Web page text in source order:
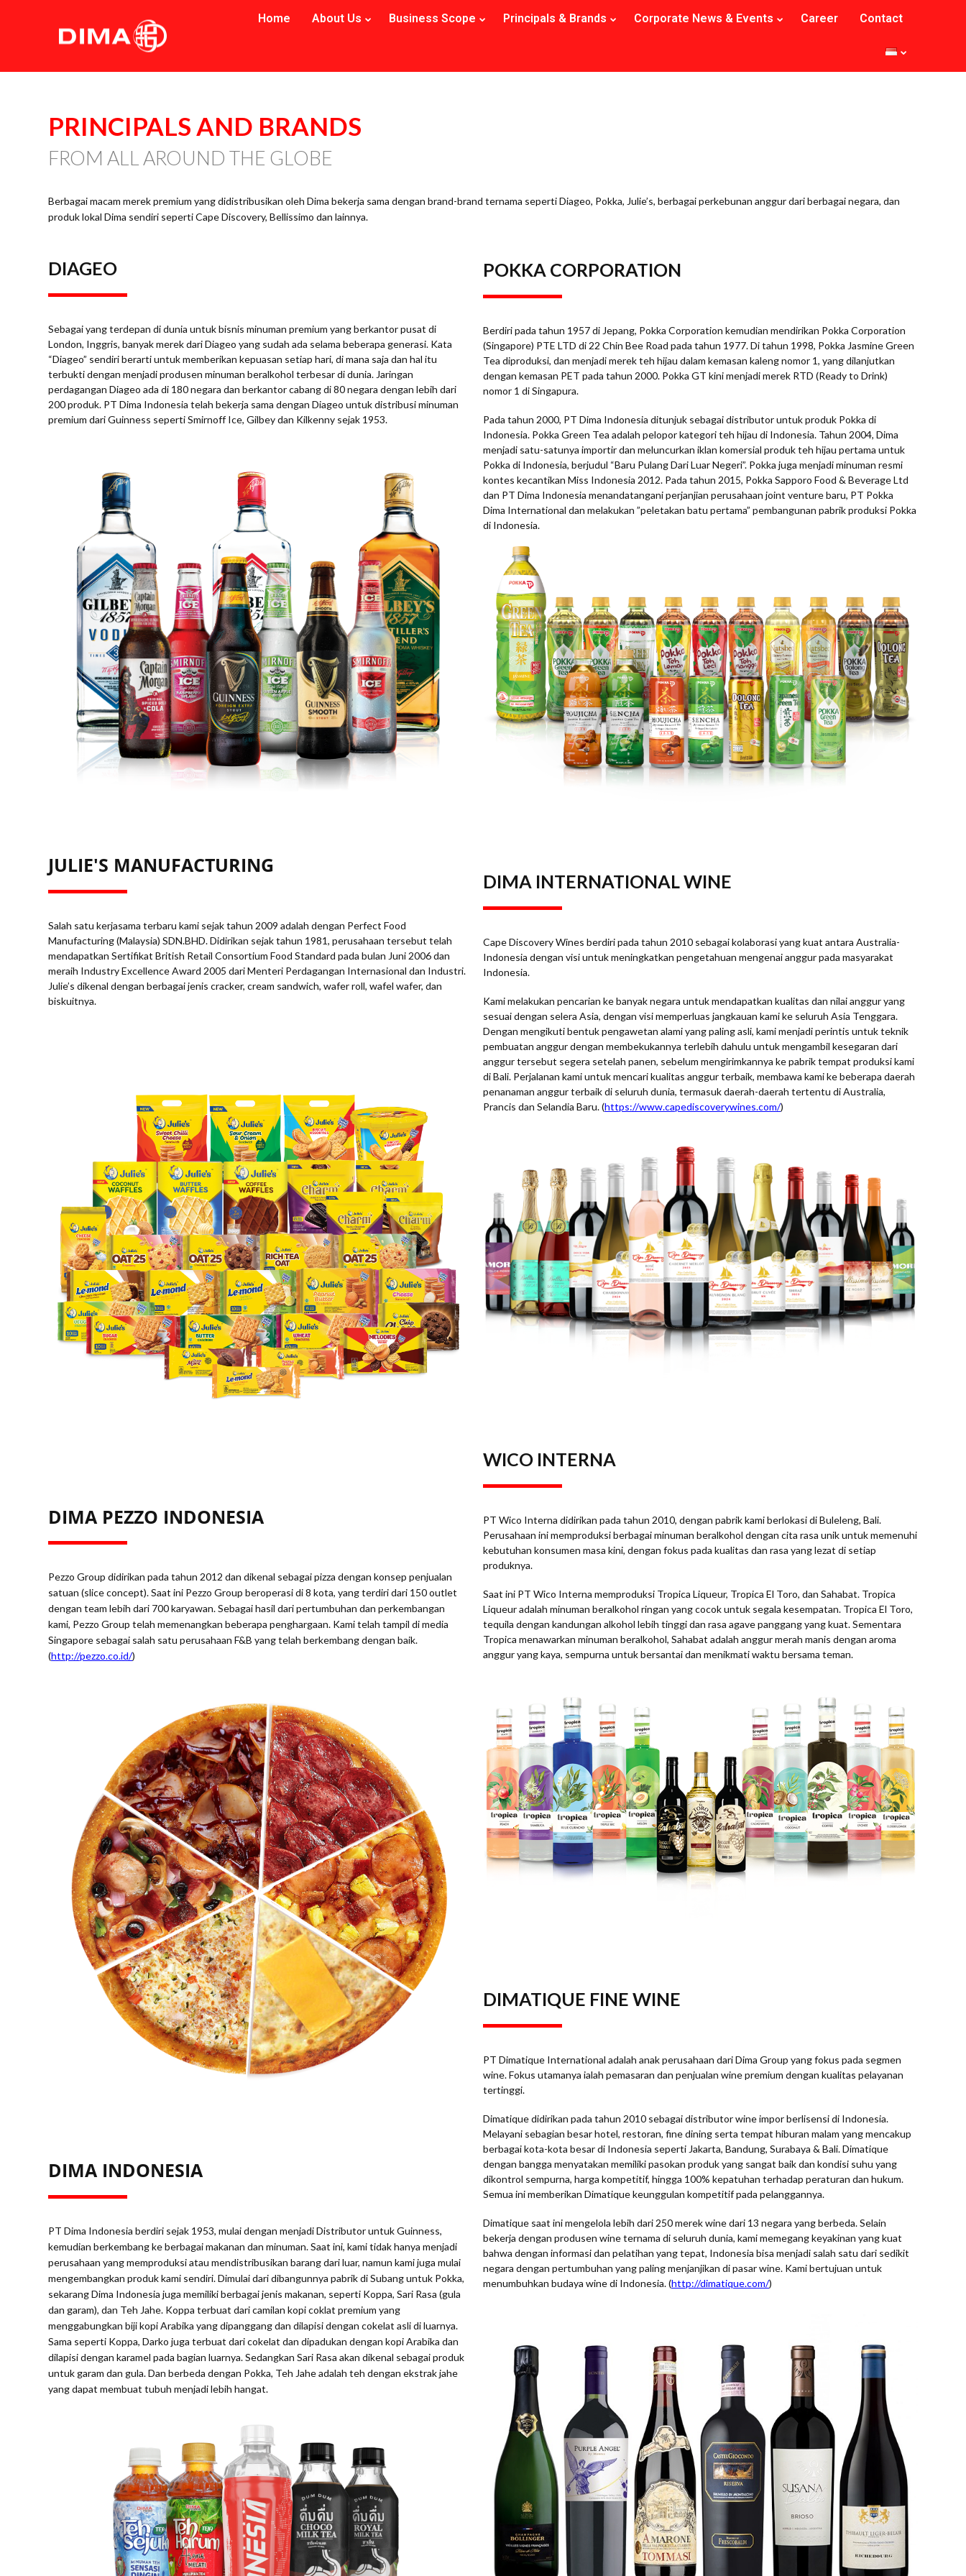
Home About Us Business Scope Principals & Brands Corporate News & Events Career Contact
PRINCIPALS AND BRANDS
FROM ALL AROUND THE GLOBE
Berbagai macam merek premium yang didistribusikan oleh Dima bekerja sama dengan brand-brand ternama seperti Diageo, Pokka, Julie’s, berbagai perkebunan anggur dari berbagai negara, dan
produk lokal Dima sendiri seperti Cape Discovery, Bellissimo dan lainnya.
DIAGEO
Sebagai yang terdepan di dunia untuk bisnis minuman premium yang berkantor pusat di
London, Inggris, banyak merek dari Diageo yang sudah ada selama beberapa generasi. Kata
“Diageo” sendiri berarti untuk memberikan kepuasan setiap hari, di mana saja dan hal itu
terbukti dengan menjadi produsen minuman beralkohol terbesar di dunia. Jaringan
perdagangan Diageo ada di 180 negara dan berkantor cabang di 80 negara dengan lebih dari
200 produk. PT Dima Indonesia telah bekerja sama dengan Diageo untuk distribusi minuman
premium dari Guinness seperti Smirnoff Ice, Gilbey dan Kilkenny sejak 1953.
JULIE'S MANUFACTURING
Salah satu kerjasama terbaru kami sejak tahun 2009 adalah dengan Perfect Food
Manufacturing (Malaysia) SDN.BHD. Didirikan sejak tahun 1981, perusahaan tersebut telah
mendapatkan Sertifikat British Retail Consortium Food Standard pada bulan Juni 2006 dan
meraih Industry Excellence Award 2005 dari Menteri Perdagangan Internasional dan Industri.
Julie’s dikenal dengan berbagai jenis cracker, cream sandwich, wafer roll, wafel wafer, dan
biskuitnya.
DIMA PEZZO INDONESIA
Pezzo Group didirikan pada tahun 2012 dan dikenal sebagai pizza dengan konsep penjualan
satuan (slice concept). Saat ini Pezzo Group beroperasi di 8 kota, yang terdiri dari 150 outlet
dengan team lebih dari 700 karyawan. Sebagai hasil dari pertumbuhan dan perkembangan
kami, Pezzo Group telah memenangkan beberapa penghargaan. Kami telah tampil di media
Singapore sebagai salah satu perusahaan F&B yang telah berkembang dengan baik.
(http://pezzo.co.id/)
DIMA INDONESIA
PT Dima Indonesia berdiri sejak 1953, mulai dengan menjadi Distributor untuk Guinness,
kemudian berkembang ke berbagai makanan dan minuman. Saat ini, kami tidak hanya menjadi
perusahaan yang memproduksi atau mendistribusikan barang dari luar, namun kami juga mulai
mengembangkan produk kami sendiri. Dimulai dari dibangunnya pabrik di Subang untuk Pokka,
sekarang Dima Indonesia juga memiliki berbagai jenis makanan, seperti Koppa, Sari Rasa (gula
dan garam), dan Teh Jahe. Koppa terbuat dari camilan kopi coklat premium yang
menggabungkan biji kopi Arabika yang dipanggang dan dilapisi dengan cokelat asli di luarnya.
Sama seperti Koppa, Darko juga terbuat dari cokelat dan dipadukan dengan kopi Arabika dan
dilapisi dengan karamel pada bagian luarnya. Sedangkan Sari Rasa akan dikenal sebagai produk
untuk garam dan gula. Dan berbeda dengan Pokka, Teh Jahe adalah teh dengan ekstrak jahe
yang dapat membuat tubuh menjadi lebih hangat.
POKKA CORPORATION
Berdiri pada tahun 1957 di Jepang, Pokka Corporation kemudian mendirikan Pokka Corporation
(Singapore) PTE LTD di 22 Chin Bee Road pada tahun 1977. Di tahun 1998, Pokka Jasmine Green
Tea diproduksi, dan menjadi merek teh hijau dalam kemasan kaleng nomor 1, yang dilanjutkan
dengan kemasan PET pada tahun 2000. Pokka GT kini menjadi merek RTD (Ready to Drink)
nomor 1 di Singapura.
Pada tahun 2000, PT Dima Indonesia ditunjuk sebagai distributor untuk produk Pokka di
Indonesia. Pokka Green Tea adalah pelopor kategori teh hijau di Indonesia. Tahun 2004, Dima
menjadi satu-satunya importir dan meluncurkan iklan komersial produk teh hijau pertama untuk
Pokka di Indonesia, berjudul “Baru Pulang Dari Luar Negeri”. Pokka juga menjadi minuman resmi
kontes kecantikan Miss Indonesia 2012. Pada tahun 2015, Pokka Sapporo Food & Beverage Ltd
dan PT Dima Indonesia menandatangani perjanjian perusahaan joint venture baru, PT Pokka
Dima International dan melakukan ”peletakan batu pertama” pembangunan pabrik produksi Pokka
di Indonesia.
DIMA INTERNATIONAL WINE
Cape Discovery Wines berdiri pada tahun 2010 sebagai kolaborasi yang kuat antara Australia-
Indonesia dengan visi untuk meningkatkan pengetahuan mengenai anggur pada masyarakat
Indonesia.
Kami melakukan pencarian ke banyak negara untuk mendapatkan kualitas dan nilai anggur yang
sesuai dengan selera Asia, dengan visi memperluas jangkauan kami ke seluruh Asia Tenggara.
Dengan mengikuti bentuk pengawetan alami yang paling asli, kami menjadi perintis untuk teknik
pembuatan anggur dengan membekukannya terlebih dahulu untuk mengambil kesegaran dari
anggur tersebut segera setelah panen, sebelum mengirimkannya ke pabrik tempat produksi kami
di Bali. Perjalanan kami untuk mencari kualitas anggur terbaik, membawa kami ke beberapa daerah
penanaman anggur terbaik di seluruh dunia, termasuk daerah-daerah tertentu di Australia,
Prancis dan Selandia Baru. (https://www.capediscoverywines.com/)
WICO INTERNA
PT Wico Interna didirikan pada tahun 2010, dengan pabrik kami berlokasi di Buleleng, Bali.
Perusahaan ini memproduksi berbagai minuman beralkohol dengan cita rasa unik untuk memenuhi
kebutuhan konsumen masa kini, dengan fokus pada kualitas dan rasa yang lezat di setiap
produknya.
Saat ini PT Wico Interna memproduksi Tropica Liqueur, Tropica El Toro, dan Sahabat. Tropica
Liqueur adalah minuman beralkohol ringan yang cocok untuk segala kesempatan. Tropica El Toro,
tequila dengan kandungan alkohol lebih tinggi dan rasa agave panggang yang kuat. Sementara
Tropica menawarkan minuman beralkohol, Sahabat adalah anggur merah manis dengan aroma
anggur yang kaya, sempurna untuk bersantai dan menikmati waktu bersama teman.
DIMATIQUE FINE WINE
PT Dimatique International adalah anak perusahaan dari Dima Group yang fokus pada segmen
wine. Fokus utamanya ialah pemasaran dan penjualan wine premium dengan kualitas pelayanan
tertinggi.
Dimatique didirikan pada tahun 2010 sebagai distributor wine impor berlisensi di Indonesia.
Melayani sebagian besar hotel, restoran, fine dining serta tempat hiburan malam yang mencakup
berbagai kota-kota besar di Indonesia seperti Jakarta, Bandung, Surabaya & Bali. Dimatique
dengan bangga menyatakan memiliki pasokan produk yang sangat baik dan kondisi suhu yang
dikontrol sempurna, harga kompetitif, hingga 100% kepatuhan terhadap peraturan dan hukum.
Semua ini memberikan Dimatique keunggulan kompetitif pada pelanggannya.
Dimatique saat ini mengelola lebih dari 250 merek wine dari 13 negara yang berbeda. Selain
bekerja dengan produsen wine ternama di seluruh dunia, kami memegang keyakinan yang kuat
bahwa dengan informasi dan pelatihan yang tepat, Indonesia bisa menjadi salah satu dari sedikit
negara dengan pertumbuhan yang paling menjanjikan di pasar wine. Kami bertujuan untuk
menumbuhkan budaya wine di Indonesia. (http://dimatique.com/)